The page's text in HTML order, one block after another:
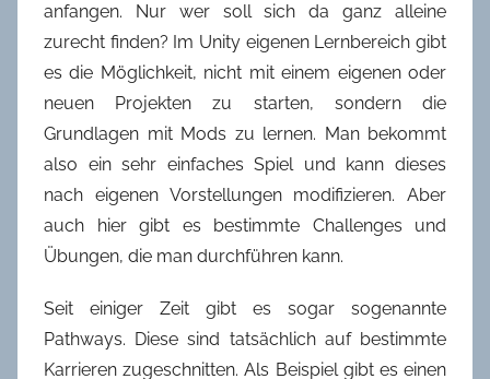
anfangen. Nur wer soll sich da ganz alleine
zurecht finden? Im Unity eigenen Lernbereich gibt
es die Möglichkeit, nicht mit einem eigenen oder
neuen Projekten zu starten, sondern die
Grundlagen mit Mods zu lernen. Man bekommt
also ein sehr einfaches Spiel und kann dieses
nach eigenen Vorstellungen modifizieren. Aber
auch hier gibt es bestimmte Challenges und
Übungen, die man durchführen kann.
Seit einiger Zeit gibt es sogar sogenannte
Pathways. Diese sind tatsächlich auf bestimmte
Karrieren zugeschnitten. Als Beispiel gibt es einen